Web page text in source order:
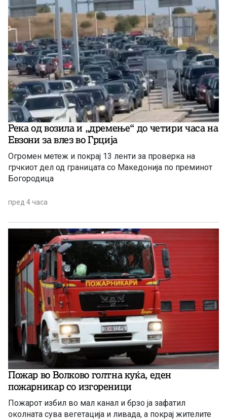
Река од возила и „дремење“ до четири часа на
Евзони за влез во Грција
Огромен метеж и покрај 13 ленти за проверка на
грчкиот дел од границата со Македонија по преминот
Богородица
пред 4 часа
Пожар во Волково голтна куќа, еден
пожарникар со изгореници
Пожарот избил во мал канал и брзо ја зафатил
околната сува вегетација и ливада, а покрај жителите